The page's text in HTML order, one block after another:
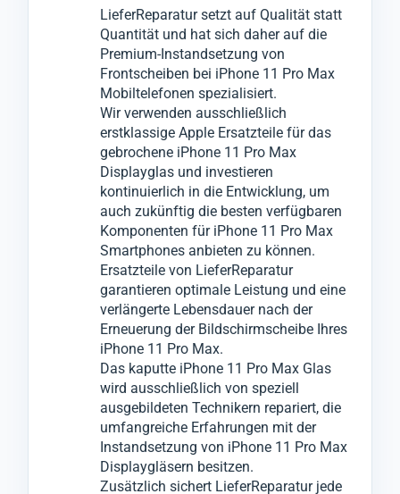
Wir wissen, wie unverzichtbar Ihr mobiles
Gerät iPhone 11 Pro Max für Sie ist, daher
garantieren wir eine schnelle und präzise
Serviceleistung, ohne bei der Qualität
Kompromisse einzugehen.
Sollten die Probleme nicht ausschließlich
auf das iPhone 11 Pro Max Bildschirmglas
beschränkt sein, informieren wir Sie
umgehend und werden nach Ihrer
Zustimmung notwendige Reparaturen,
Wechsel oder Tausch an anderen
Komponenten vornehmen.
iPhone 11 Pro Max Displayscheibe
wechseln, zu gewährleisten.
Es handelt sich hierbei um eine Reparatur
des Displayglases.
Dabei wird das beschädigte Bildschirmglas
Ihres Geräts iPhone 11 Pro Max entfernt und
durch ein hochwertiges, neues Ersatzglas
getauscht, um die Optik und Funktionalität
Ihres Mobilgeräts wiederherzustellen.
Diese Premiumgläser wurden von uns auf
Qualität und Leistung an vielen iPhone 11
Pro Max Geräten empirisch getestet.
Für den Glas-Austausch wenden wir ein
innovatives Verfahren an, bei dem wir das
zerbrochene Glas vom iPhone 11 Pro Max
entfernen können, ohne das darunter
liegende LCD- oder OLED-Display zu
beschädigen.
Anschließend montieren wir in einem
gründlich überprüft.
Erst wenn alle zusammenhängenden
Funktionstests bestanden sind, wird Ihr
iPhone 11 Pro Max für den Versand zu
Ihnen freigegeben.
Dieser Prozess minimiert ärgerliche
Reklamationen, die sonst zu weiteren
Ausfallzeiten führen könnten.
LieferReparatur setzt auf Qualität statt
Quantität und hat sich daher auf die
Premium-Instandsetzung von
Frontscheiben bei iPhone 11 Pro Max
Mobiltelefonen spezialisiert.
Wir verwenden ausschließlich
erstklassige Apple Ersatzteile für das
gebrochene iPhone 11 Pro Max
Displayglas und investieren
kontinuierlich in die Entwicklung, um
auch zukünftig die besten verfügbaren
Komponenten für iPhone 11 Pro Max
Smartphones anbieten zu können.
Ersatzteile von LieferReparatur
garantieren optimale Leistung und eine
verlängerte Lebensdauer nach der
Erneuerung der Bildschirmscheibe Ihres
iPhone 11 Pro Max.
Das kaputte iPhone 11 Pro Max Glas
wird ausschließlich von speziell
ausgebildeten Technikern repariert, die
umfangreiche Erfahrungen mit der
Instandsetzung von iPhone 11 Pro Max
Displaygläsern besitzen.
Zusätzlich sichert LieferReparatur jede